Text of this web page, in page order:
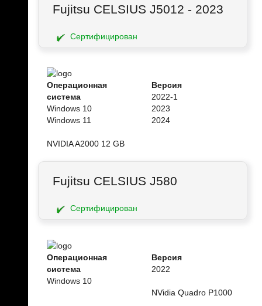
Fujitsu CELSIUS J5012 - 2023
Сертифицирован
Операционная
система
Windows 10
Windows 11
Версия
2022-1
2023
2024
NVIDIA A2000 12 GB
Fujitsu CELSIUS J580
Сертифицирован
Операционная
система
Windows 10
Версия
2022
NVidia Quadro P1000